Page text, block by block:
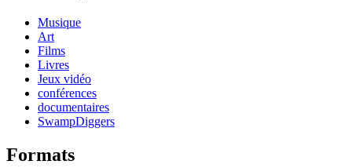
Musique
Art
Films
Livres
Jeux vidéo
conférences
documentaires
SwampDiggers
Formats